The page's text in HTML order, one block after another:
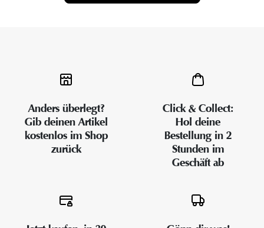
Anders überlegt?
Gib deinen Artikel
kostenlos im Shop
zurück
Click & Collect:
Hol deine
Bestellung in 2
Stunden im
Geschäft ab